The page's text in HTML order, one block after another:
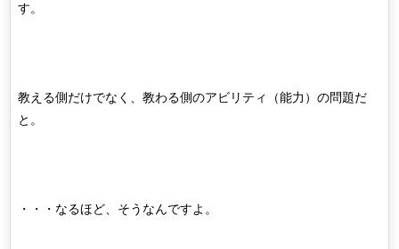
す。
教える側だけでなく、教わる側のアビリティ（能力）の問題だ
と。
・・・なるほど、そうなんですよ。